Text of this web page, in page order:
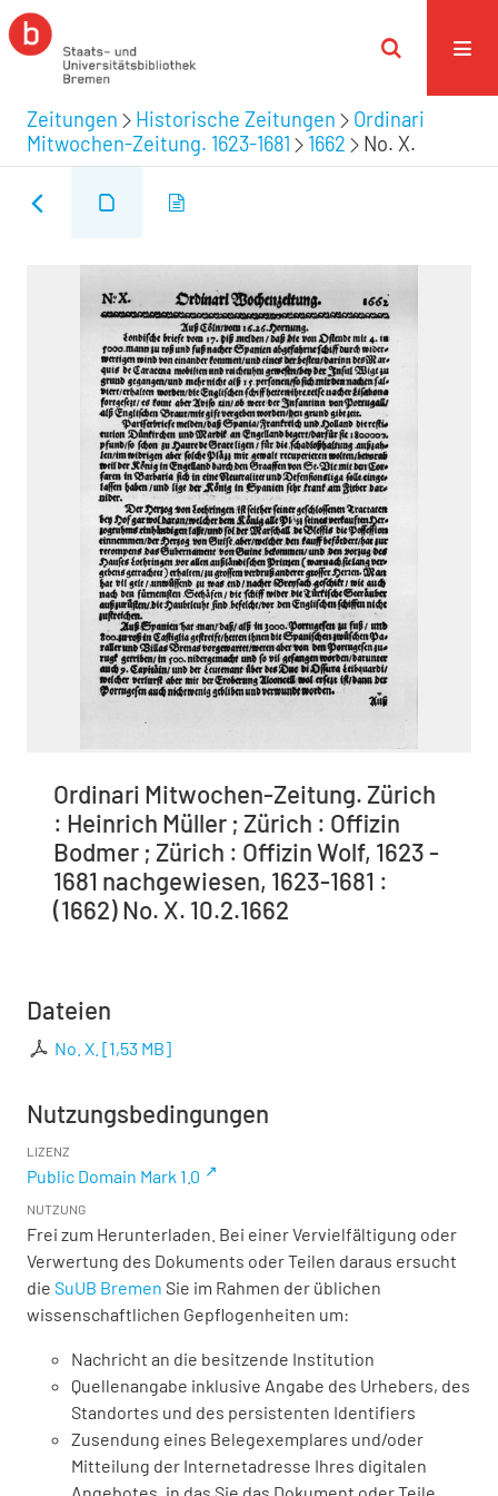
Zeitungen Historische Zeitungen
Ordinari
Mitwochen-Zeitung. 1623-1681
1662 No. X.
Ordinari Mitwochen-Zeitung. Zürich
: Heinrich Müller ; Zürich : Offizin
Bodmer ; Zürich : Offizin Wolf, 1623 -
1681 nachgewiesen, 1623-1681 :
(1662) No. X. 10.2.1662
Dateien
No. X. [1,53 MB]
Nutzungsbedingungen
LIZENZ
Public Domain Mark 1.0
NUTZUNG
Frei zum Herunterladen. Bei einer Vervielfältigung oder
Verwertung des Dokuments oder Teilen daraus ersucht
die SuUB Bremen Sie im Rahmen der üblichen
wissenschaftlichen Gepflogenheiten um:
Nachricht an die besitzende Institution
Quellenangabe inklusive Angabe des Urhebers, des
Standortes und des persistenten Identifiers
Zusendung eines Belegexemplares und/oder
Mitteilung der Internetadresse Ihres digitalen